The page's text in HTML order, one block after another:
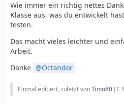
Wie immer ein richtig nettes
Klasse aus, was du entwickelt
testen.
Das macht vieles leichter und
Arbeit.
Danke
Octandor
Einmal editiert, zuletzt vonTimo80(7.